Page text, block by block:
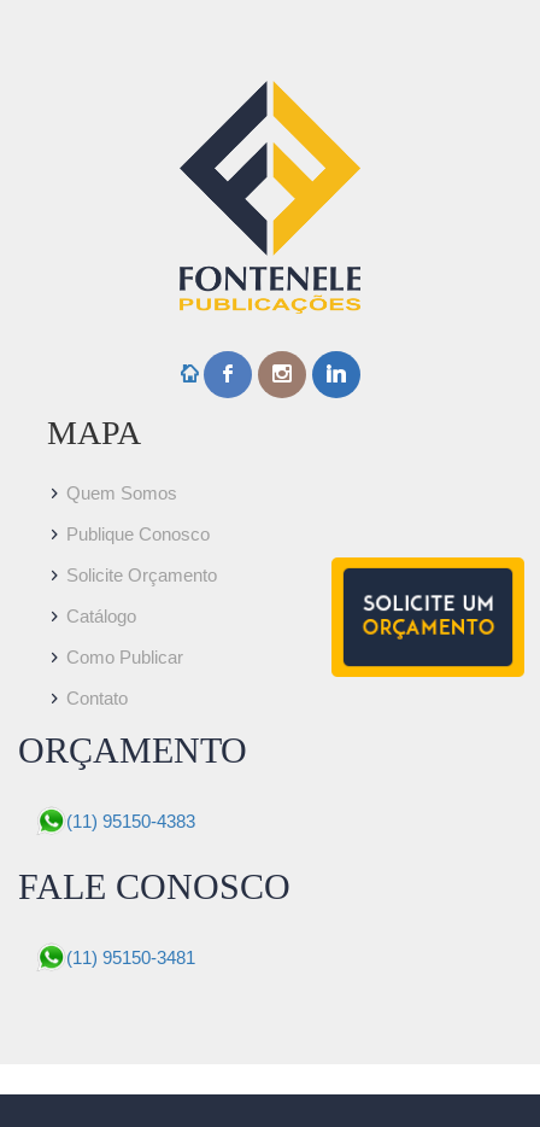
MAPA
Quem Somos
Publique Conosco
Solicite Orçamento
Catálogo
Como Publicar
Contato
ORÇAMENTO
(11) 95150-4383
FALE CONOSCO
(11) 95150-3481